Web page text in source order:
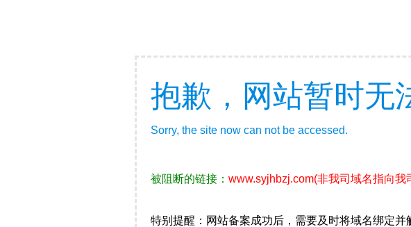
抱歉，网站暂时无
Sorry, the site now can not be accessed.
被阻断的链接： www.syjhbzj.com(非我司域名指向我
特别提醒：网站备案成功后，需要及时将域名绑定